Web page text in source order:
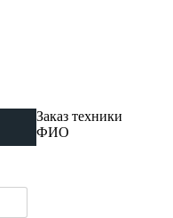
Заказ техники
ФИО